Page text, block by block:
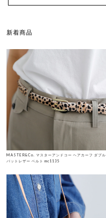
新着商品
MASTER&Co. マスターアンドコー ヘアカーフ ダブル
バットレザー ベルト mc1135